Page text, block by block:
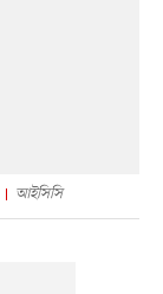
আইসিসি